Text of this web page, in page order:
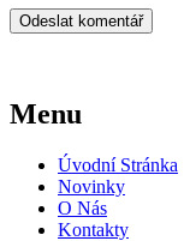
Menu
Úvodní Stránka
Novinky
O Nás
Kontakty